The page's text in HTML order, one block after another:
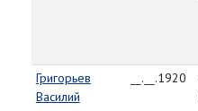
Григорьев
Василий
__.__.1920